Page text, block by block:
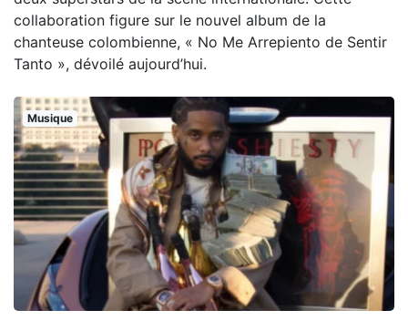
collaboration figure sur le nouvel album de la
chanteuse colombienne, « No Me Arrepiento de Sentir
Tanto », dévoilé aujourd’hui.
Musique